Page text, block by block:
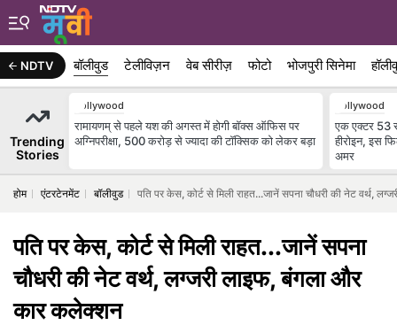
NDTV बॉलीवुड टेलीविज़न वेब सीरीज़ फोटो भोजपुरी सिनेमा
Trending
Stories
Bollywood
रामायणम् से पहले यश की अगस्त में होगी बॉक्स ऑफिस पर
अग्निपरीक्षा, 500 करोड़ से ज्यादा की टॉक्सिक को लेकर बड़ा
Bollywood
एक एक्टर 53
हीरोइन, इस
अमर
होम एंटरटेनमेंट बॉलीवुड पति पर केस, कोर्ट से मिली राहत...जानें सपना चौधरी की नेट वर्थ,
पति पर केस, कोर्ट से मिली राहत...जानें सपना
चौधरी की नेट वर्थ, लग्जरी लाइफ, बंगला और
कार कलेक्शन